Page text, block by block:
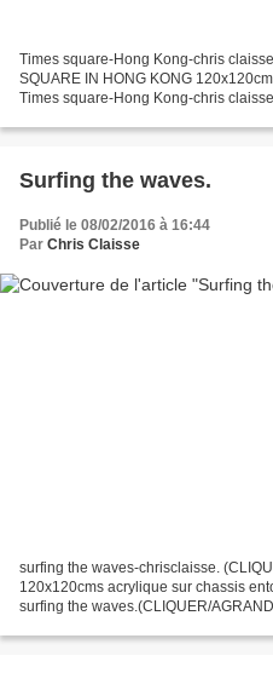
Times square-Hong Kong-chris
SQUARE IN HONG KONG
Times square-Hong Kong-chris claisse. Détail-Times square-Hong Kong-
Surfing the waves.
Publié le 08/02/2016 à 16:44
Par Chris Claisse
surfing the waves-chrisclaisse.
120x120cms acrylique sur chassis
surfing the waves.(CLIQUER/